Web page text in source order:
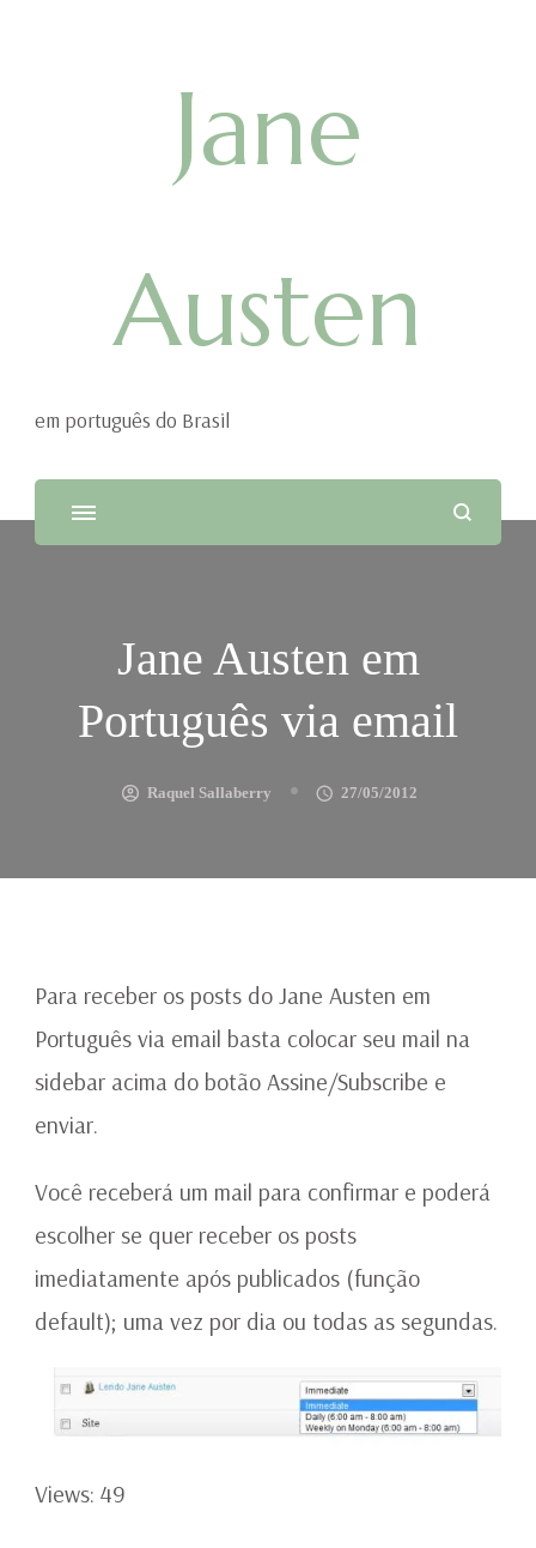
Jane
Austen
em português do Brasil
Jane Austen em
Português via email
Raquel Sallaberry 27/05/2012
Para receber os posts do Jane Austen em
Português via email basta colocar seu mail na
sidebar acima do botão Assine/Subscribe e
enviar.
Você receberá um mail para confirmar e poderá
escolher se quer receber os posts
imediatamente após publicados (função
default); uma vez por dia ou todas as segundas.
Views: 49